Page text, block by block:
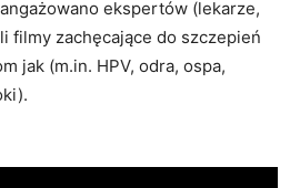
ekspertów (lekarze,
filmy zachęcające do szczepień
jak (m.in. HPV, odra, ospa,